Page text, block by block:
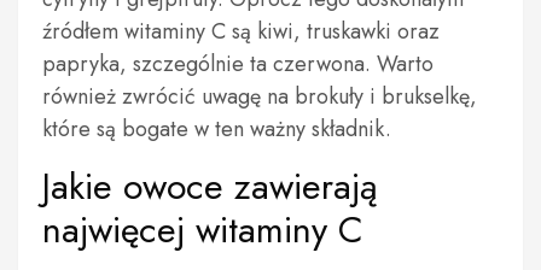
źródłem witaminy C są kiwi, truskawki oraz
papryka, szczególnie ta czerwona. Warto
również zwrócić uwagę na brokuły i brukselkę,
które są bogate w ten ważny składnik.
Jakie owoce zawierają
najwięcej witaminy C